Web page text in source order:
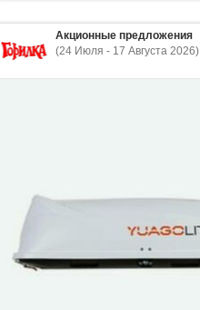
Акционные предложения
(24 Июля - 17 Августа 2026)